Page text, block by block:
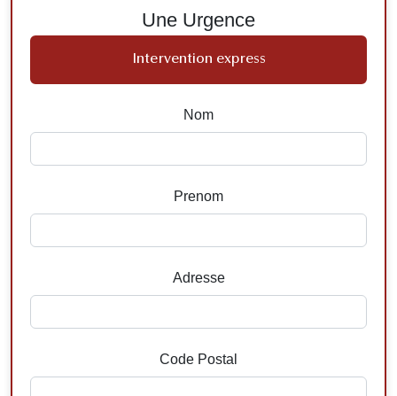
Une Urgence
Intervention express
Nom
Prenom
Adresse
Code Postal